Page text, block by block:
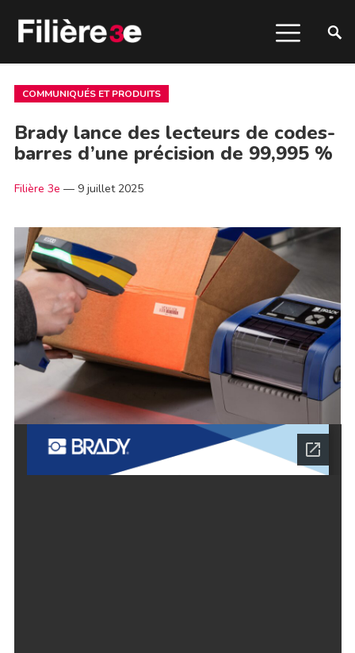
COMMUNIQUÉS ET PRODUITS
Brady lance des lecteurs de codes-
barres d’une précision de 99,995 %
Filière 3e — 9 juillet 2025